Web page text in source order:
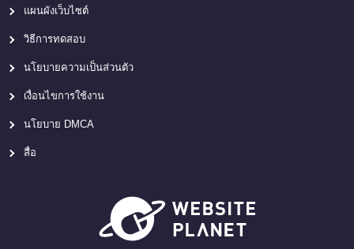
แผนผังเว็บไซต์
วิธีการทดสอบ
นโยบายความเป็นส่วนตัว
เงื่อนไขการใช้งาน
นโยบาย DMCA
สื่อ